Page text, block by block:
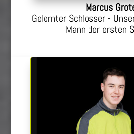
Marcus
Gelernter Schlosser -
Mann der ersten